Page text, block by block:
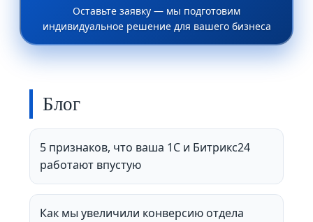
Оставьте заявку — мы подготовим
индивидуальное решение для вашего бизнеса
Блог
5 признаков, что ваша 1С и Битрикс24
работают впустую
Как мы увеличили конверсию отдела